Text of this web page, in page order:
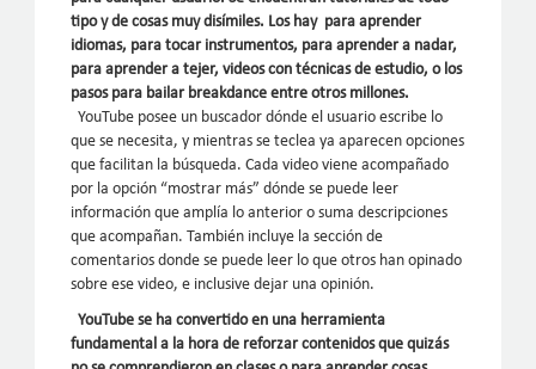
tipo y de cosas muy disímiles. Los hay para aprender
idiomas, para tocar instrumentos, para aprender a nadar,
para aprender a tejer, videos con técnicas de estudio, o los
pasos para bailar breakdance entre otros millones.
YouTube posee un buscador dónde el usuario escribe lo
que se necesita, y mientras se teclea ya aparecen opciones
que facilitan la búsqueda. Cada video viene acompañado
por la opción “mostrar más” dónde se puede leer
información que amplía lo anterior o suma descripciones
que acompañan. También incluye la sección de
comentarios donde se puede leer lo que otros han opinado
sobre ese video, e inclusive dejar una opinión.
YouTube se ha convertido en una herramienta
fundamental a la hora de reforzar contenidos que quizás